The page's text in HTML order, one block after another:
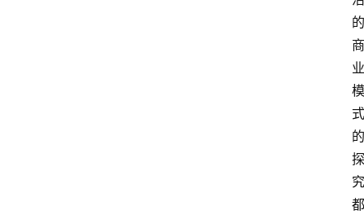
的
商
业
模
式
的
探
究
都